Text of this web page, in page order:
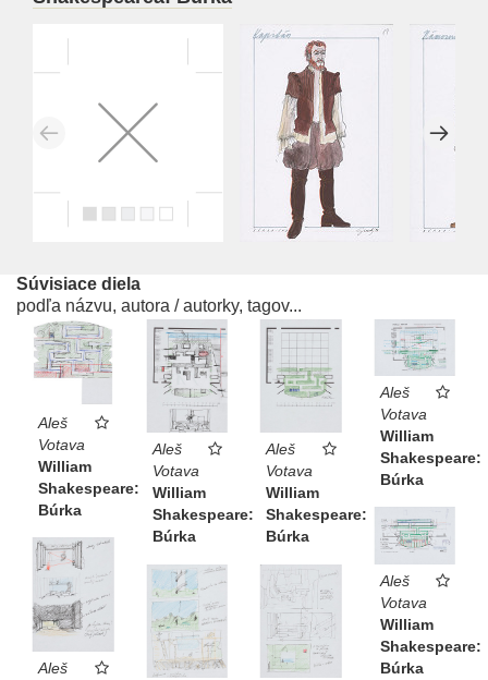
Súvisiace diela
podľa názvu, autora / autorky, tagov...
Aleš
Votava
William
Shakespeare:
Búrka
Aleš
Votava
William
Shakespeare:
Búrka
Aleš
Votava
William
Shakespeare:
Búrka
Aleš
Votava
William
Shakespeare:
Búrka
Aleš
Votava
William
Shakespeare:
Búrka
Aleš